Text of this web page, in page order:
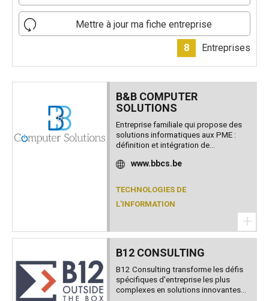
Mettre à jour ma fiche entreprise
8 Entreprises
B&B COMPUTER
SOLUTIONS
Entreprise familiale qui propose des
solutions informatiques aux PME :
définition et intégration de...
www.bbcs.be
TECHNOLOGIES DE
L'INFORMATION
+
B12 CONSULTING
B12 Consulting transforme les défis
spécifiques d'entreprise les plus
complexes en solutions innovantes...